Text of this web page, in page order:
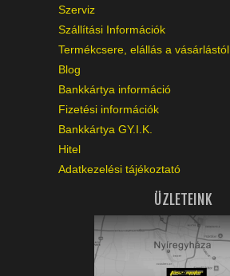
Szerviz
Szállítási Információk
Termékcsere, elállás a vásárlástól
Blog
Bankkártya információ
Fizetési információk
Bankkártya GY.I.K.
Hitel
Adatkezelési tájékoztató
ÜZLETEINK